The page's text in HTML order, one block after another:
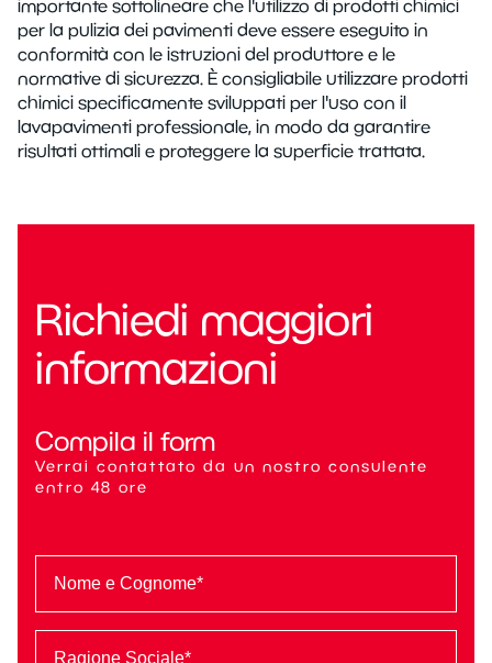
importante sottolineare che l'utilizzo di prodotti chimici
per la pulizia dei pavimenti deve essere eseguito in
conformità con le istruzioni del produttore e le
normative di sicurezza. È consigliabile utilizzare prodotti
chimici specificamente sviluppati per l'uso con il
lavapavimenti professionale, in modo da garantire
risultati ottimali e proteggere la superficie trattata.
Richiedi maggiori
informazioni
Compila il form
Verrai contattato da un nostro consulente
entro 48 ore